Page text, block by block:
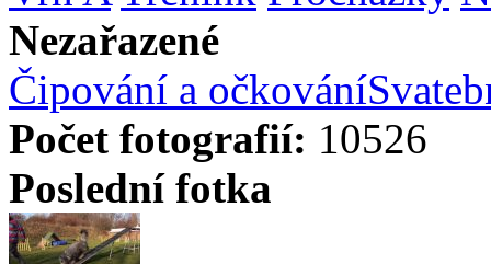
Nezařazené
Čipování a očkování
Počet fotografií: 10526
Poslední fotka